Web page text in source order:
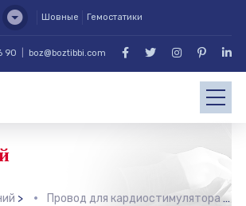
Шовные Гемостатики
90 boz@boztibbi.com
> Провод для кардиостимулятора